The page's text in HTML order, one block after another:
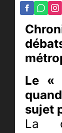
Le «
sujet
La